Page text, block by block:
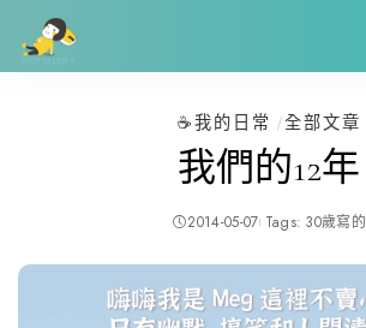
☕️我的日常 全部文章
我們的12年
2014-05-07 Tags: 30歲寫的